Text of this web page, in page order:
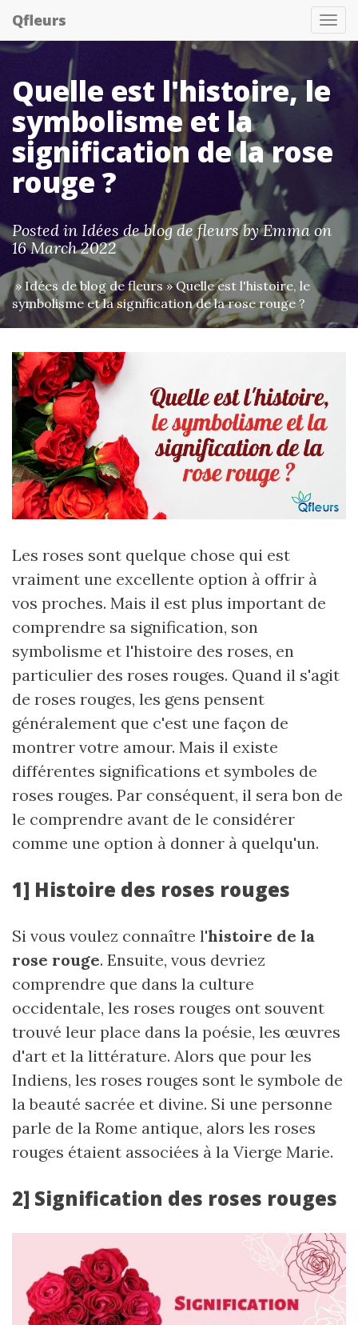
Qfleurs
Quelle est l'histoire, le
symbolisme et la
signification de la rose
rouge ?
Posted in Idées de blog de fleursbyEmmaon
16 March 2022
»Idées de blog de fleurs» Quelle est l'histoire, le
symbolisme et la signification de la rose rouge ?
Les roses sont quelque chose qui est
vraiment une excellente option à offrir à
vos proches. Mais il est plus important de
comprendre sa signification, son
symbolisme et l'histoire des roses, en
particulier des roses rouges. Quand il s'agit
de roses rouges, les gens pensent
généralement que c'est une façon de
montrer votre amour. Mais il existe
différentes significations et symboles de
roses rouges. Par conséquent, il sera bon de
le comprendre avant de le considérer
comme une option à donner à quelqu'un.
1] Histoire des roses rouges
Si vous voulez connaître l'histoire de la
rose rouge. Ensuite, vous devriez
comprendre que dans la culture
occidentale, les roses rouges ont souvent
trouvé leur place dans la poésie, les œuvres
d'art et la littérature. Alors que pour les
Indiens, les roses rouges sont le symbole de
la beauté sacrée et divine. Si une personne
parle de la Rome antique, alors les roses
rouges étaient associées à la Vierge Marie.
2] Signification des roses rouges